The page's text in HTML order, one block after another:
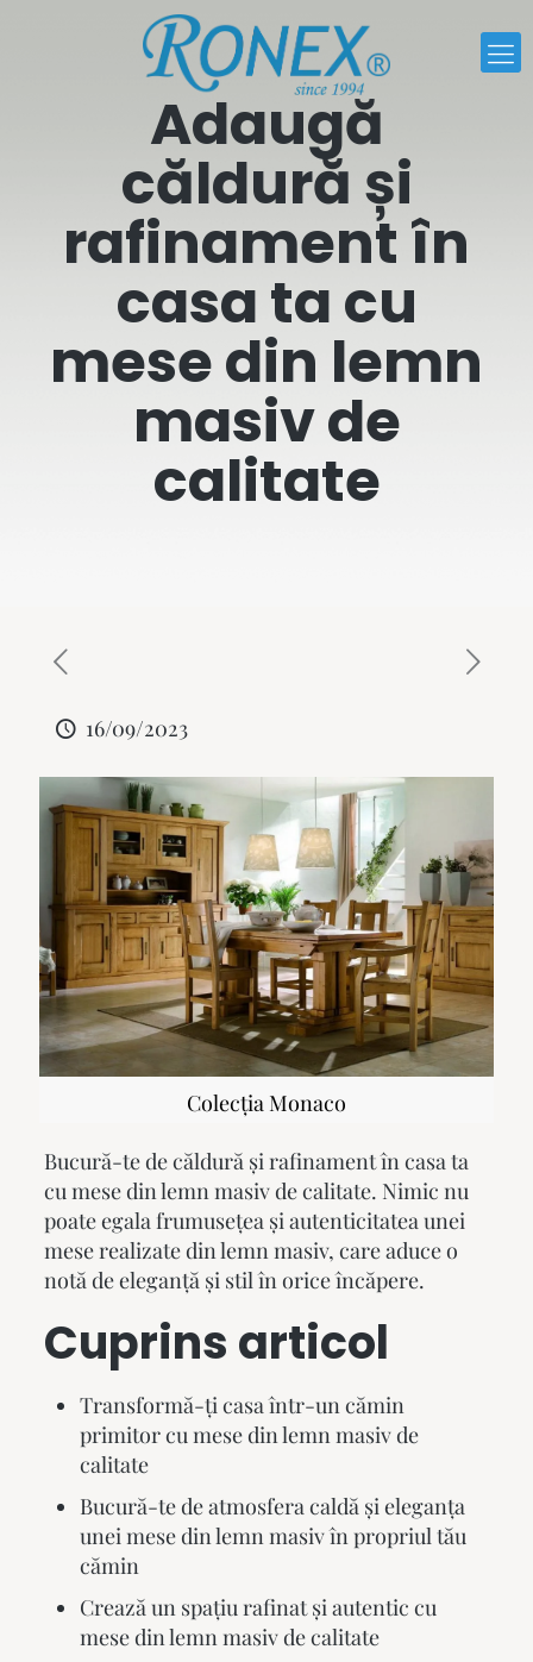
Adaugă
căldură și
rafinament în
casa ta cu
mese din lemn
masiv de
calitate
16/09/2023
Colecția Monaco
Bucură-te de căldură și rafinament în casa ta
cu mese din lemn masivde calitate. Nimic nu
poate egala frumusețea și autenticitatea unei
mese realizate din lemn masiv, care aduce o
notă de eleganță și stil în orice încăpere.
Cuprins articol
Transformă-ți casa într-un cămin
primitor cu mese din lemn masiv de
calitate
Bucură-te de atmosfera caldă și eleganța
unei mese din lemn masiv în propriul tău
cămin
Crează un spațiu rafinat și autentic cu
mese din lemn masiv de calitate